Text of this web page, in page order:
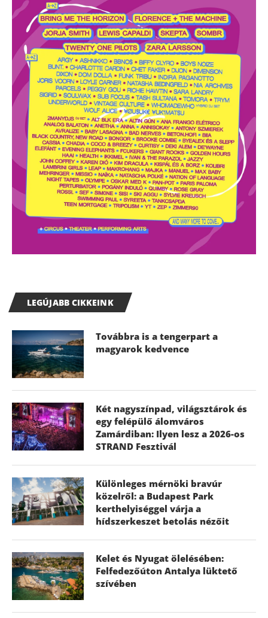
LEGÚJABB CIKKEINK
Továbbra is a tengerpart a
magyarok kedvence
Két nagyszínpad, világsztárok és
egy felépülő álomváros
Zamárdiban: Ilyen lesz a 2026-os
STRAND Fesztivál
Különleges mérnöki bravúr
közelről: a Budapest Park
kerthelyiséggel várja a
hídszerkeszet betolás nézőit
Kelet és Nyugat ölelésében:
Felfedezőúton Antalya lüktető
szívében